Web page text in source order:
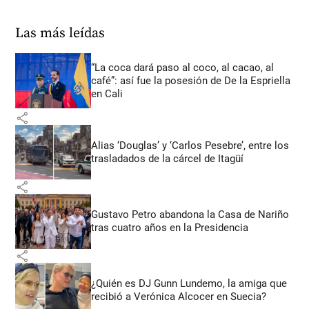
Las más leídas
“La coca dará paso al coco, al cacao, al
café”: así fue la posesión de De la Espriella
en Cali
share
Alias ‘Douglas’ y ‘Carlos Pesebre’, entre los
trasladados de la cárcel de Itagüí
share
Gustavo Petro abandona la Casa de Nariño
tras cuatro años en la Presidencia
share
¿Quién es DJ Gunn Lundemo, la amiga que
recibió a Verónica Alcocer en Suecia?